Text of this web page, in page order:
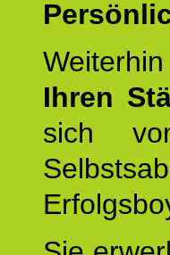
Ihren
sich